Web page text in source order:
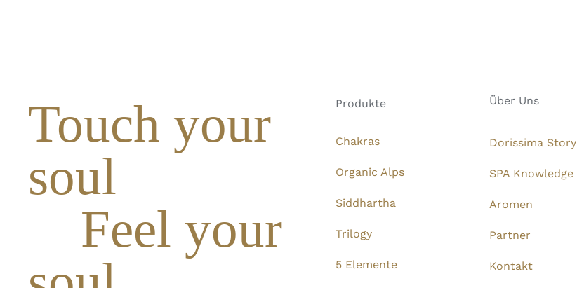
Touch your
soul
Feel your
Produkte
Chakras
Organic Alps
Siddhartha
Trilogy
5 Elemente
Über Uns
Dorissima Story
SPA Knowledge
Aromen
Partner
Kontakt